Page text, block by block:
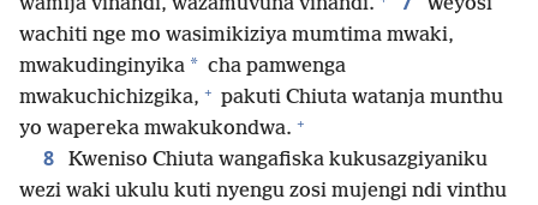
wamija vinandi, wazamuvuna vinandi.
Weyosi
wachiti nge mo wasimikiziya mumtima mwaki,
mwakudinginyika * cha pamwenga
mwakuchichizgika, + pakuti Chiuta watanja munthu
yo wapereka mwakukondwa. +
8
Kweniso Chiuta wangafiska kukusazgiyaniku
wezi waki ukulu kuti nyengu zosi mujengi ndi vinthu